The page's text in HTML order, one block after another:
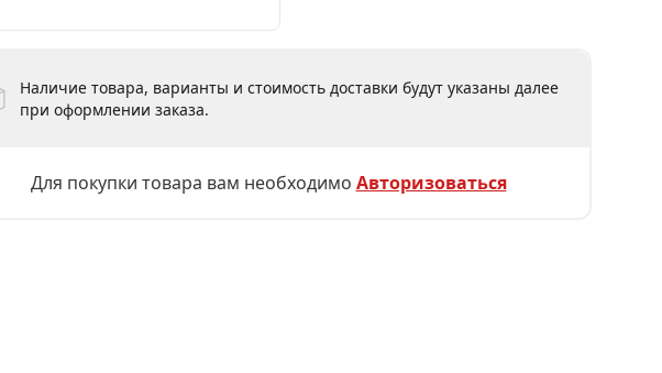
Наличие товара, варианты и стоимость доставки будут указаны далее
при оформлении заказа.
Для покупки товара вам необходимо Авторизоваться